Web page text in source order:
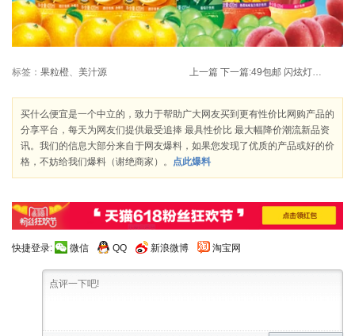
标签： 果粒橙 美汁源 上一篇 下一篇:
买什么便宜是一个中立的，致力于帮助广大网友买到更有性价比网购产品的
分享平台，每天为网友们提供最受追捧 最具性价比 最大幅降价潮流新品资
讯。我们的信息大部分来自于网友爆料，如果您发现了优质的产品或好的价
格，不妨给我们爆料（谢绝商家）。
点此爆料
快捷登录: 微信 QQ 新浪微博 淘宝网